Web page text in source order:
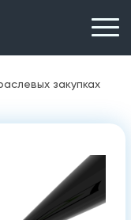
закупках